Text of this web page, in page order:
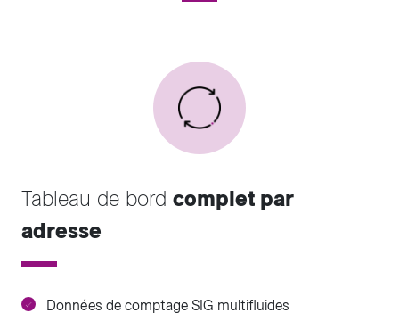
Tableau de bord complet par
adresse
Données de comptage SIG multifluides